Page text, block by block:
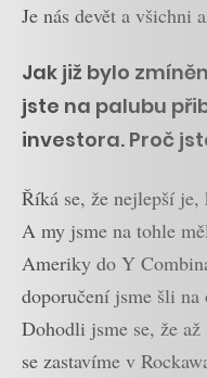
Je nás devět a všichni
Jak již bylo
jste na palubu
investora. Proč
Říká se, že nejlepší je,
A my jsme na tohle
Ameriky do Y
doporučení jsme šli na
Dohodli jsme se, že
se zastavíme v